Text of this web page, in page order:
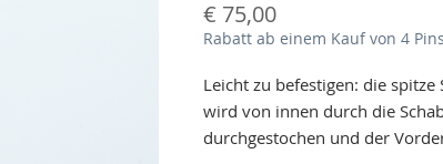
€ 75,00Preis
Rabatt ab einem Kauf von 4
Leicht zu befestigen: die spitze
wird von innen durch die
durchgestochen und der